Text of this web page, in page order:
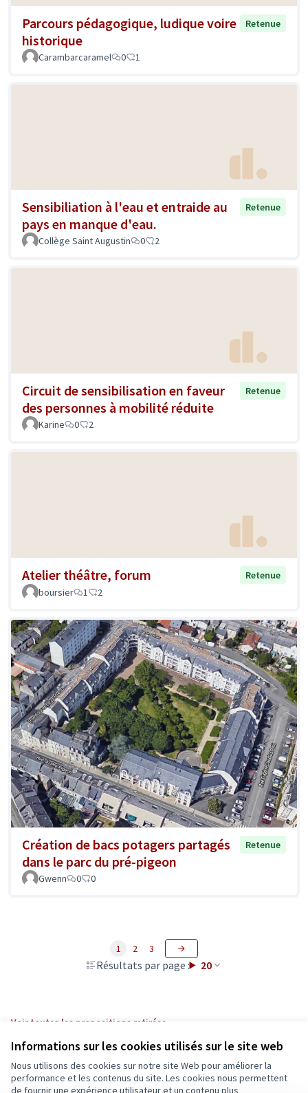
Informations sur les cookies utilisés sur le site web
Nous utilisons des cookies sur notre site Web pour améliorer la
performance et les contenus du site. Les cookies nous permettent
de fournir une expérience utilisateur et un contenu plus
Parcours pédagogique, ludique voire
historique
Retenue
Carambarcaramel 0 1
Sensibiliation à l'eau et entraide au
pays en manque d'eau.
Retenue
Collège Saint Augustin 0 2
Circuit de sensibilisation en faveur
des personnes à mobilité réduite
Retenue
Karine 0 2
Atelier théâtre, forum
Retenue
boursier
1 2
Création de bacs potagers partagés
dans le parc du pré-pigeon
Retenue
Gwenn 0 0
Résultats par page : 20
1 2 3
Voir toutes les propositions retirées
Conditions d'utilisation
Paramètres des cookies